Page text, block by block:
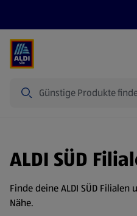
ALDI SÜD
Finde deine ALDI SÜD
Nähe.